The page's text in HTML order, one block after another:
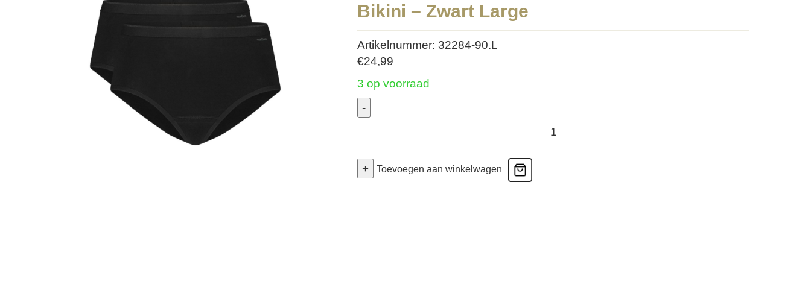
Bikini – Zwart Large
Artikelnummer: 32284-90.L
€24,99
3 op voorraad
-
Basics
Organic
+ Toevoegen aan winkelwagen